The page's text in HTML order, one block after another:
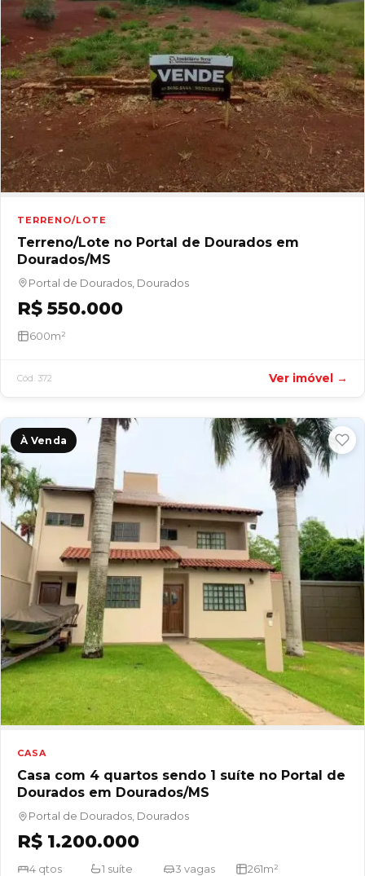
TERRENO/LOTE
Terreno/Lote no Portal de Dourados em
Dourados/MS
Portal de Dourados, Dourados
R$ 550.000
600m²
Cód. 372 Ver imóvel →
À Venda
CASA
Casa com 4 quartos sendo 1 suíte no Portal de
Dourados em Dourados/MS
Portal de Dourados, Dourados
R$ 1.200.000
4 qtos 1 suíte 3 vagas 261m²